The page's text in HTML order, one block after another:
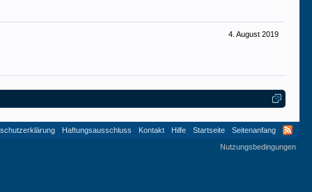
4. August 2019
Haftungsausschluss Kontakt Hilfe Startseite
Seitenanfang
Nutzungsbedingungen